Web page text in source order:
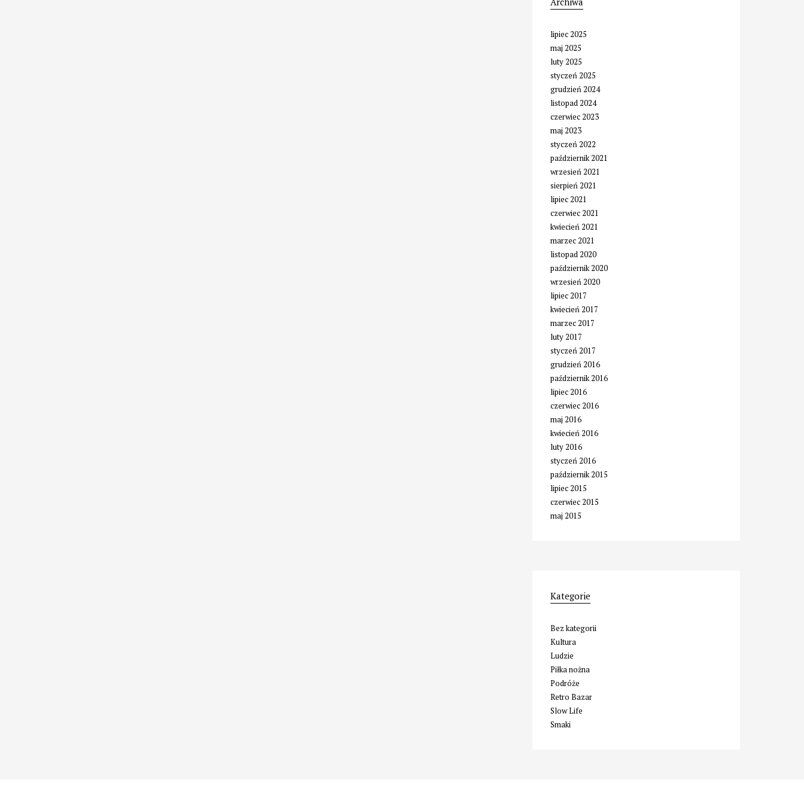
lipiec 2025
maj 2025
luty 2025
styczeń 2025
grudzień 2024
listopad 2024
czerwiec 2023
maj 2023
styczeń 2022
październik 2021
wrzesień 2021
sierpień 2021
lipiec 2021
czerwiec 2021
kwiecień 2021
marzec 2021
listopad 2020
październik 2020
wrzesień 2020
lipiec 2017
kwiecień 2017
marzec 2017
luty 2017
styczeń 2017
grudzień 2016
październik 2016
lipiec 2016
czerwiec 2016
maj 2016
kwiecień 2016
luty 2016
styczeń 2016
październik 2015
lipiec 2015
czerwiec 2015
maj 2015
Kategorie
Bez kategorii
Kultura
Ludzie
Piłka nożna
Podróże
Retro Bazar
Slow Life
Smaki